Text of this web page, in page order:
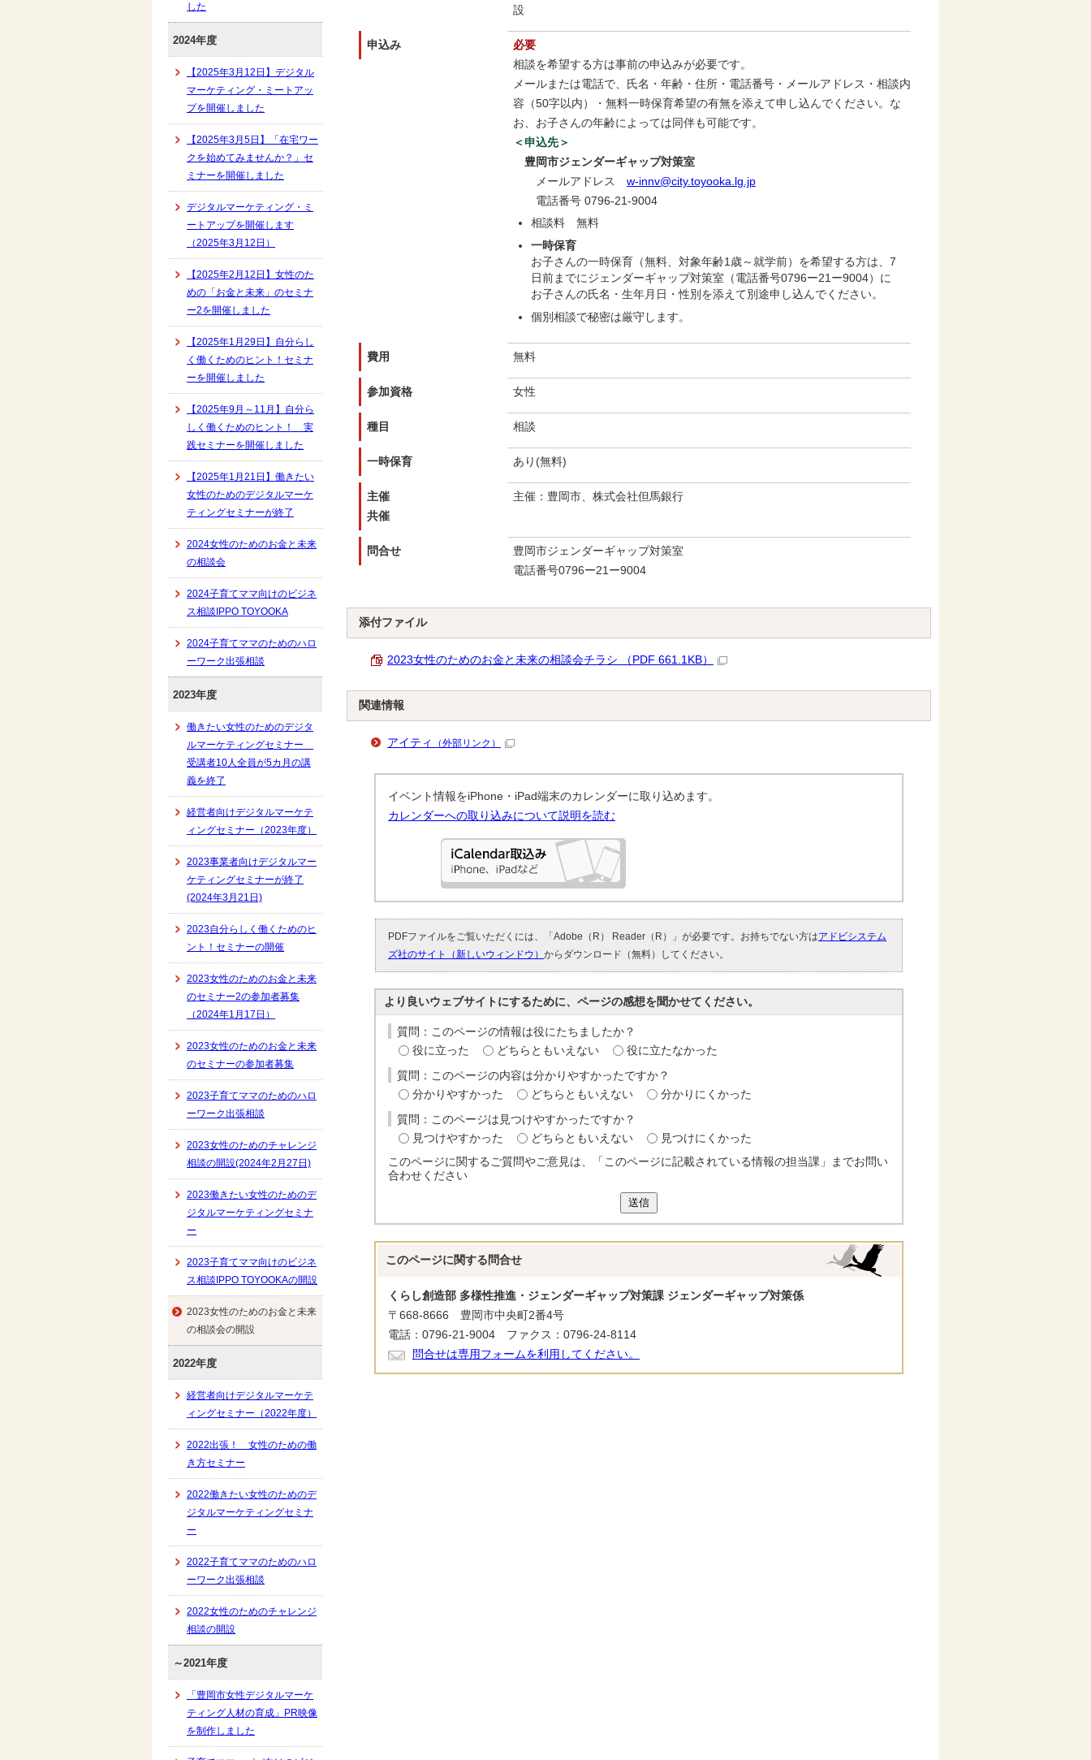
設
申込み
必要
相談を希望する方は事前の申込みが必要です。
メールまたは電話で、氏名・年齢・住所・電話番号・メールアドレス・相談内
容（50字以内）・無料一時保育希望の有無を添えて申し込んでください。な
お、お子さんの年齢によっては同伴も可能です。
＜申込先＞
豊岡市ジェンダーギャップ対策室
メールアドレス w-innv@city.toyooka.lg.jp
電話番号 0796-21-9004
相談料 無料
一時保育
お子さんの一時保育（無料、対象年齢1歳～就学前）を希望する方は、7
日前までにジェンダーギャップ対策室（電話番号0796ー21ー9004）に
お子さんの氏名・生年月日・性別を添えて別途申し込んでください。
個別相談で秘密は厳守します。
費用 無料
参加資格 女性
種目 相談
一時保育 あり(無料)
主催
共催
主催：豊岡市、株式会社但馬銀行
問合せ
豊岡市ジェンダーギャップ対策室
電話番号0796ー21ー9004
添付ファイル
2023女性のためのお金と未来の相談会チラシ （PDF 661.1KB）
関連情報
アイティ （外部リンク）
イベント情報をiPhone・iPad端末のカレンダーに取り込めます。
カレンダーへの取り込みについて説明を読む
PDFファイルをご覧いただくには、「Adobe（R） Reader（R）」が必要です。お持ちでない方はアドビシステム
ズ社のサイト（新しいウィンドウ） からダウンロード（無料）してください。
より良いウェブサイトにするために、ページの感想を聞かせてください。
質問：このページの情報は役にたちましたか？
役に立った
どちらともいえない 役に立たなかった
質問：このページの内容は分かりやすかったですか？
分かりやすかった
どちらともいえない 分かりにくかった
質問：このページは見つけやすかったですか？
見つけやすかった
どちらともいえない
見つけにくかった
このページに関するご質問やご意見は、「このページに記載されている情報の担当課」までお問い
合わせください
送信
このページに関する 問合せ
くらし創造部 多様性推進・ジェンダーギャップ対策課 ジェンダーギャップ対策係
〒668-8666 豊岡市中央町2番4号
電話：0796-21-9004 ファクス：0796-24-8114
問合せは専用フォームを利用してください。
した
2024年度
【2025年3月12日】デジタル
マーケティング・ミートアッ
プを開催しました
【2025年3月5日】「在宅ワー
クを始めてみませんか？」セ
ミナーを開催しました
デジタルマーケティング・ミ
ートアップを開催します
（2025年3月12日）
【2025年2月12日】女性のた
めの「お金と未来」のセミナ
ー2を開催しました
【2025年1月29日】自分らし
く働くためのヒント！セミナ
ーを開催しました
【2025年9月～11月】自分ら
しく働くためのヒント！ 実
践セミナーを開催しました
【2025年1月21日】働きたい
女性のためのデジタルマーケ
ティングセミナーが終了
2024女性のためのお金と未来
の相談会
2024子育てママ向けのビジネ
ス相談IPPO TOYOOKA
2024子育てママのためのハロ
ーワーク出張相談
2023年度
働きたい女性のためのデジタ
ルマーケティングセミナー
受講者10人全員が5カ月の講
義を終了
経営者向けデジタルマーケテ
ィングセミナー（2023年度）
2023事業者向けデジタルマー
ケティングセミナーが終了
(2024年3月21日)
2023自分らしく働くためのヒ
ント！セミナーの開催
2023女性のためのお金と未来
のセミナー2の参加者募集
（2024年1月17日）
2023女性のためのお金と未来
のセミナーの参加者募集
2023子育てママのためのハロ
ーワーク出張相談
2023女性のためのチャレンジ
相談の開設(2024年2月27日)
2023働きたい女性のためのデ
ジタルマーケティングセミナ
ー
2023子育てママ向けのビジネ
ス相談IPPO TOYOOKAの開設
2023女性のためのお金と未来
の相談会の開設
2022年度
経営者向けデジタルマーケテ
ィングセミナー（2022年度）
2022出張！ 女性のための働
き方セミナー
2022働きたい女性のためのデ
ジタルマーケティングセミナ
ー
2022子育てママのためのハロ
ーワーク出張相談
2022女性のためのチャレンジ
相談の開設
～2021年度
「豊岡市女性デジタルマーケ
ティング人材の育成」PR映像
を制作しました